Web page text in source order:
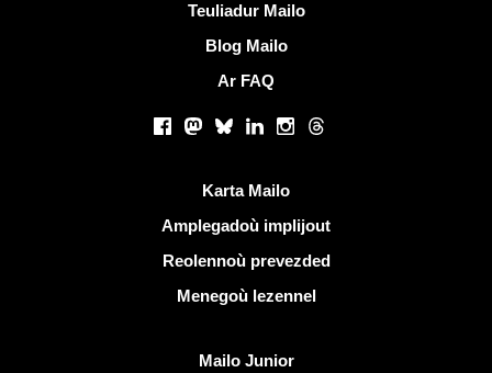
Teuliadur Mailo
Blog Mailo
Ar FAQ
Facebook
Mastodon
BlueskyLinkedInInstagram
Threads
Karta Mailo
Amplegadoù implijout
Reolennoù prevezded
Menegoù lezennel
Mailo Junior